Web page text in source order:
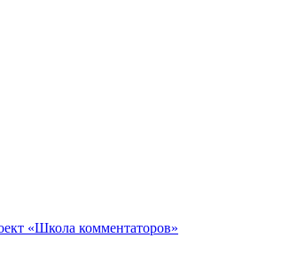
«Школа комментаторов»